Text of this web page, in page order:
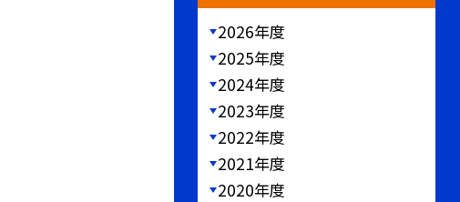
2026年度
2025年度
2024年度
2023年度
2022年度
2021年度
2020年度